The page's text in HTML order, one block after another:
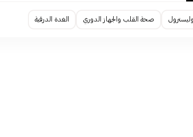
صحة القلب والجهاز الدوري الغدة الدرقية